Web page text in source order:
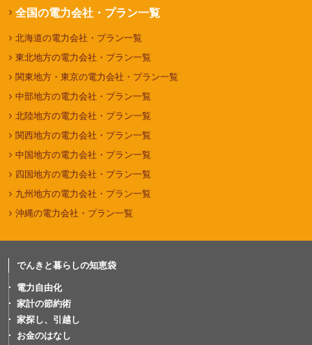
全国の電力会社・プラン一覧
北海道の電力会社・プラン一覧
東北地方の電力会社・プラン一覧
関東地方・東京の電力会社・プラン一覧
中部地方の電力会社・プラン一覧
北陸地方の電力会社・プラン一覧
関西地方の電力会社・プラン一覧
中国地方の電力会社・プラン一覧
四国地方の電力会社・プラン一覧
九州地方の電力会社・プラン一覧
沖縄の電力会社・プラン一覧
でんきと暮らしの知恵袋
電力自由化
家計の節約術
家探し、引越し
お金のはなし